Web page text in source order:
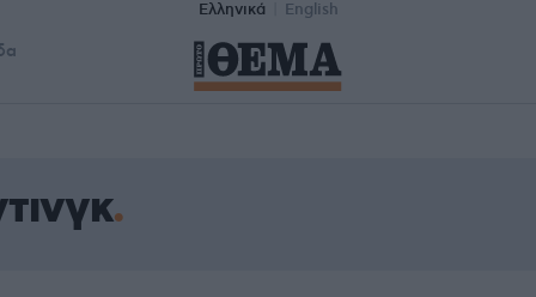
Ελληνικά English